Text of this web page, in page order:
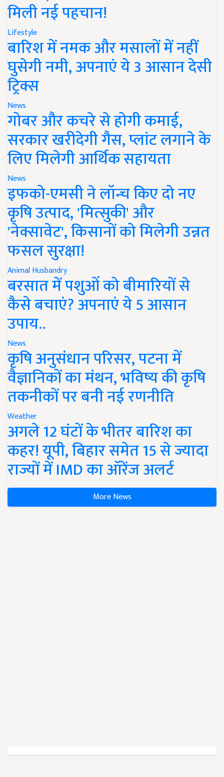
मिली नई पहचान!
Lifestyle
बारिश में नमक और मसालों में नहीं
घुसेगी नमी, अपनाएं ये 3 आसान देसी
ट्रिक्स
News
गोबर और कचरे से होगी कमाई,
सरकार खरीदेगी गैस, प्लांट लगाने के
लिए मिलेगी आर्थिक सहायता
News
इफको-एमसी ने लॉन्च किए दो नए
कृषि उत्पाद, 'मित्सुकी' और
'नेक्सावेट', किसानों को मिलेगी उन्नत
फसल सुरक्षा!
Animal Husbandry
बरसात में पशुओं को बीमारियों से
कैसे बचाएं? अपनाएं ये 5 आसान
उपाय..
News
कृषि अनुसंधान परिसर, पटना में
वैज्ञानिकों का मंथन, भविष्य की कृषि
तकनीकों पर बनी नई रणनीति
Weather
अगले 12 घंटों के भीतर बारिश का
कहर! यूपी, बिहार समेत 15 से ज्यादा
राज्यों में IMD का ऑरेंज अलर्ट
More News